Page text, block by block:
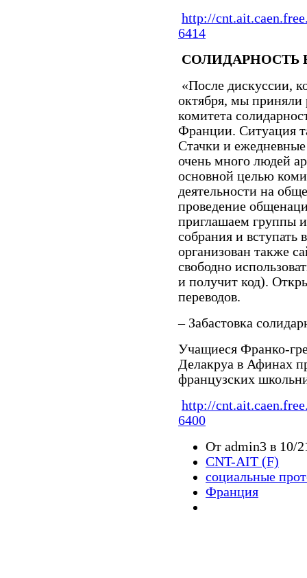
http://
6414
СОЛИДАРНОСТЬ
«После дискуссии,
октября, мы приняли
комитета
Франции. Ситуация
Стачки и
очень много людей
основной целью
деятельности на
проведение
приглашаем группы
собрания и вступать
организован также
свободно
и получит код).
переводов.
– Забастовка
Учащиеся Франко-
Делакруа в Афинах
французских
http://
6400
От admin3 в 10/
CNT-AIT (F)
социальные
Франция